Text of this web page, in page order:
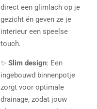
direct een glimlach op je
gezicht én geven ze je
interieur een speelse
touch.
✨ Slim design: Een
ingebouwd binnenpotje
zorgt voor optimale
drainage, zodat jouw